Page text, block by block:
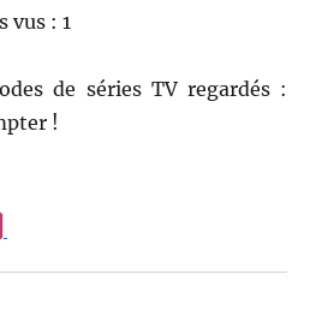
vus : 1
de séries TV regardés :
!